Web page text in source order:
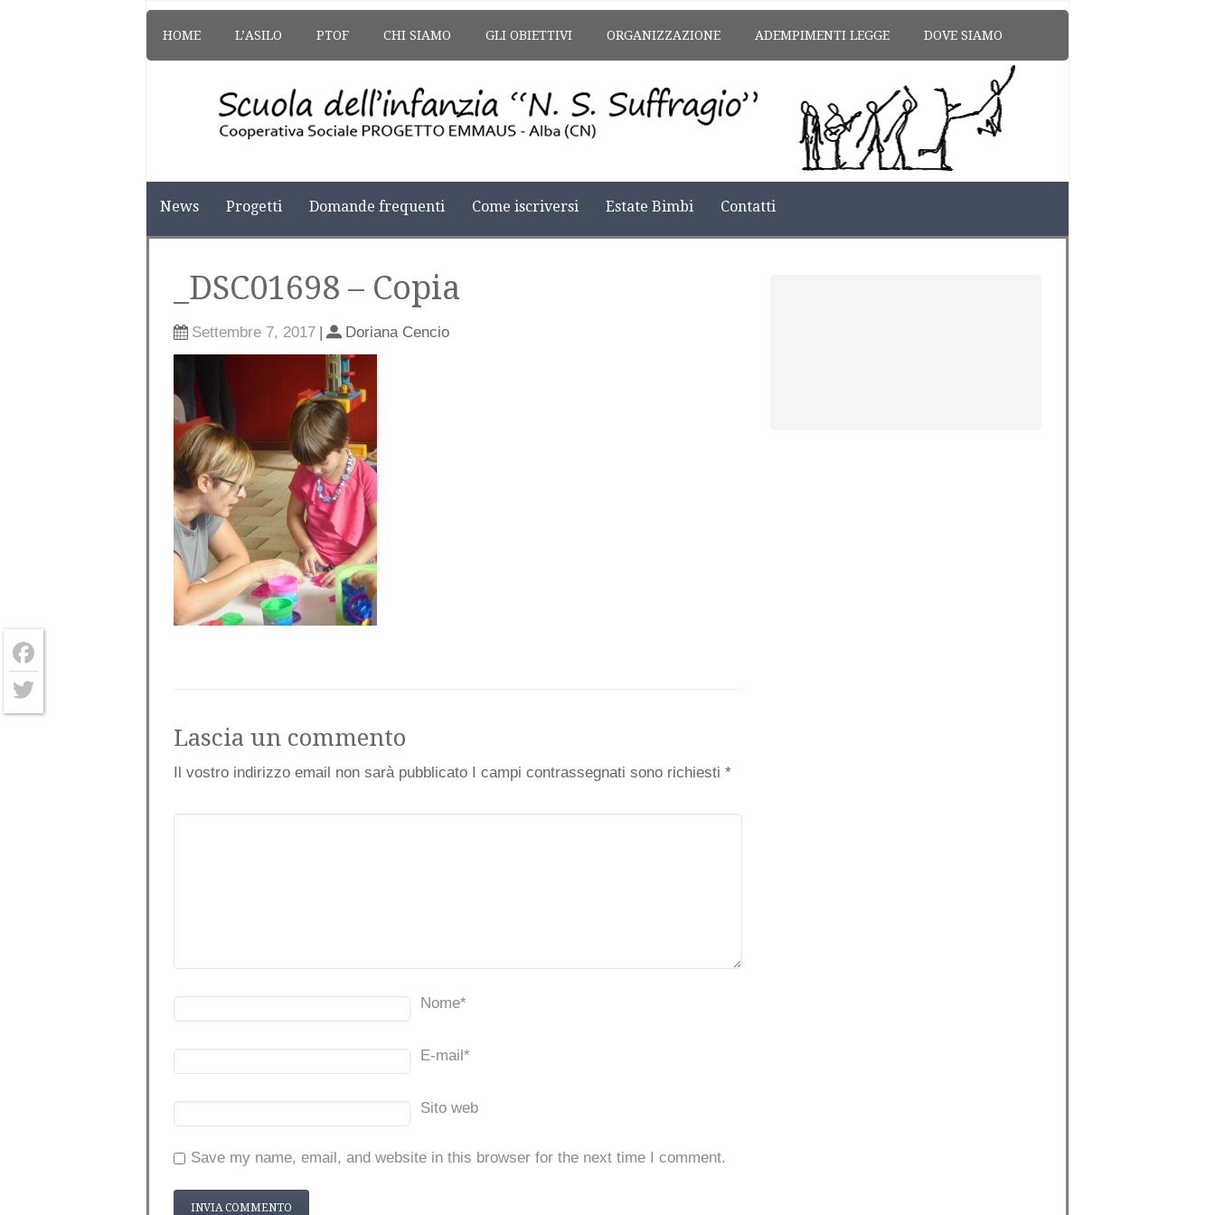
HOME L’ASILO PTOF CHI SIAMO GLI OBIETTIVI ORGANIZZAZIONE ADEMPIMENTI LEGGE DOVE SIAMO
News Progetti Domande frequenti Come iscriversi Estate Bimbi Contatti
_DSC01698 – Copia
Settembre 7, 2017 | Doriana Cencio
Lascia un commento
Il vostro indirizzo email non sarà pubblicato I campi contrassegnati sono richiesti *
Nome*
E-mail *
Sito web
Save my name, email, and website in this browser for the next time I comment.
Facebook
Twitter